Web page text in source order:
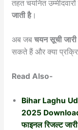
तहत चयनित
जाती है।
अब जब चयन सूची
सकते हैं और क्या
Read Also-
Bihar Laghu
2025 Download
फाइनल रिजल्ट